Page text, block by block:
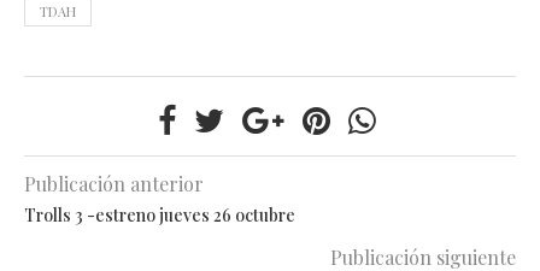
TDAH
Publicación anterior
Trolls 3 -estreno jueves 26 octubre
Publicación siguiente